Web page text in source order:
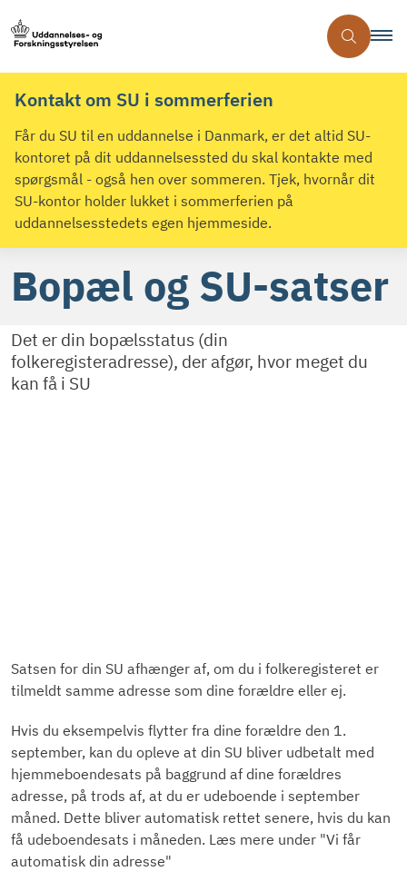
Kontakt om SU i sommerferien
Får du SU til en uddannelse i Danmark, er det altid SU-
kontoret på dit uddannelsessted du skal kontakte med
spørgsmål - også hen over sommeren. Tjek, hvornår dit
SU-kontor holder lukket i sommerferien på
uddannelsesstedets egen hjemmeside.
Bopæl og SU-satser
Det er din bopælsstatus (din
folkeregisteradresse), der afgør, hvor meget du
kan få i SU
Satsen for din SU afhænger af, om du i folkeregisteret er
tilmeldt samme adresse som dine forældre eller ej.
Hvis du eksempelvis flytter fra dine forældre den 1.
september, kan du opleve at din SU bliver udbetalt med
hjemmeboendesats på baggrund af dine forældres
adresse, på trods af, at du er udeboende i september
måned. Dette bliver automatisk rettet senere, hvis du kan
få udeboendesats i måneden. Læs mere under "Vi får
automatisk din adresse"